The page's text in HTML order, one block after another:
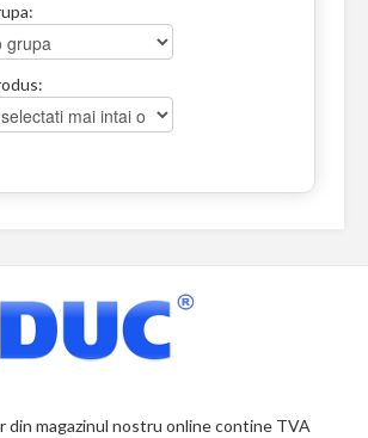
din magazinul nostru online contine TVA